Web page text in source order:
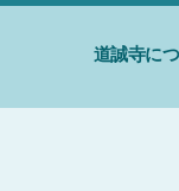
道誠寺に